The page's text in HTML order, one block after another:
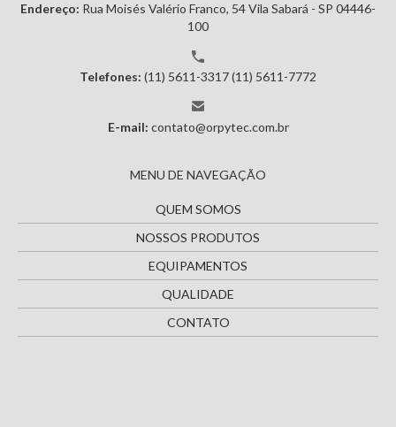
Endereço: Rua Moisés Valério Franco, 54Vila Sabará - SP 04446-
100
Telefones: (11) 5611-3317(11) 5611-7772
E-mail: contato@orpytec.com.br
MENU DE NAVEGAÇÃO
QUEM SOMOS
NOSSOS PRODUTOS
EQUIPAMENTOS
QUALIDADE
CONTATO